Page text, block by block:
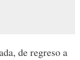
de regreso a